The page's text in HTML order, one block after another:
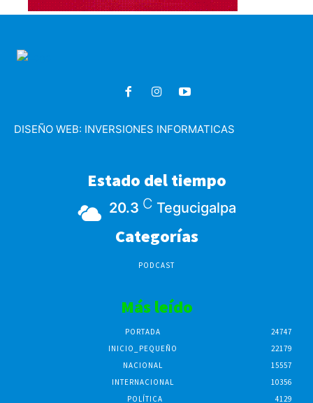
DISEÑO WEB: INVERSIONES INFORMATICAS
Estado del tiempo
20.3 C Tegucigalpa
Categorías
PODCAST
Más leído
PORTADA
24747
INICIO_PEQUEÑO
22179
NACIONAL
15557
INTERNACIONAL
10356
POLÍTICA
4129